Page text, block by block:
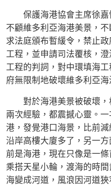
保護海港協會主席徐嘉
不顧維多利亞海港美景，
求法庭頒布暫緩令，禁止
工程，並申請司法覆核，
工程的判詞，對中環填海
府無限制地破壞維多利亞海
對於海港美景被破壞，
兩次經驗，都震撼心靈。
港，發覺港口海景，比前
沿岸高樓大廈多了，另一
前是海港，現在只像是一
乘搭天星小輪，渡海的時
海變成河道，風浪因河道